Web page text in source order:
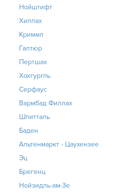
Нойштифт
Хиппах
Криммл
Галтюр
Пертшах
Хохгургль
Серфаус
Вармбад Филлах
Шпитталь
Баден
Альтенмаркт - Цаухензее
Эц
Брегенц
Нойзидль-ам-Зе